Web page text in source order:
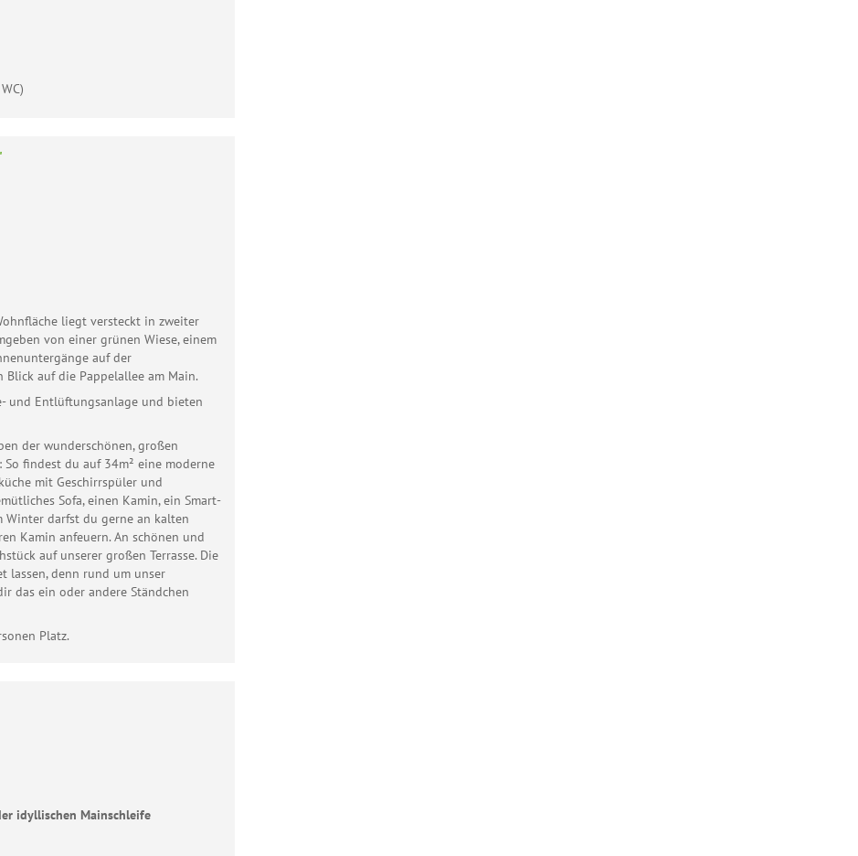
liegt versteckt in zweiter
von einer grünen Wiese, einem
auf der
Blick auf die Pappelallee am Main.
und Entlüftungsanlage und bieten
der wunderschönen, großen
So findest du auf 34m² eine moderne
mit Geschirrspüler und
Sofa, einen Kamin, ein Smart-
Winter darfst du gerne an kalten
Kamin anfeuern. An schönen und
auf unserer großen Terrasse. Die
lassen, denn rund um unser
das ein oder andere Ständchen
Platz.
idyllischen Mainschleife